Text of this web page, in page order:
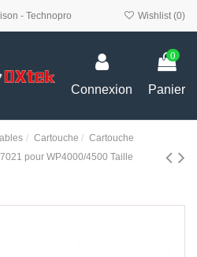
- Technopro Wishlist (0)
Connexion
0
Panier
Cartouche
Cartouche
pour WP4000/4500 Taille